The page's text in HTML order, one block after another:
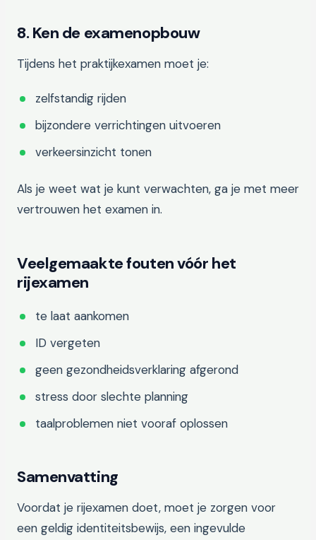
8. Ken de examenopbouw
Tijdens het praktijkexamen moet je:
zelfstandig rijden
bijzondere verrichtingen uitvoeren
verkeersinzicht tonen
Als je weet wat je kunt verwachten, ga je met meer
vertrouwen het examen in.
Veelgemaakte fouten vóór het
rijexamen
te laat aankomen
ID vergeten
geen gezondheidsverklaring afgerond
stress door slechte planning
taalproblemen niet vooraf oplossen
Samenvatting
Voordat je rijexamen doet, moet je zorgen voor
een geldig identiteitsbewijs, een ingevulde